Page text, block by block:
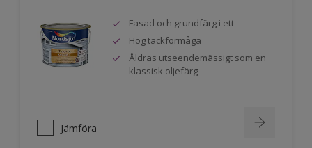
Fasad och grundfärg i ett
Hög täckförmåga
Åldras utseendemässigt som en
klassisk oljefärg
Jämföra